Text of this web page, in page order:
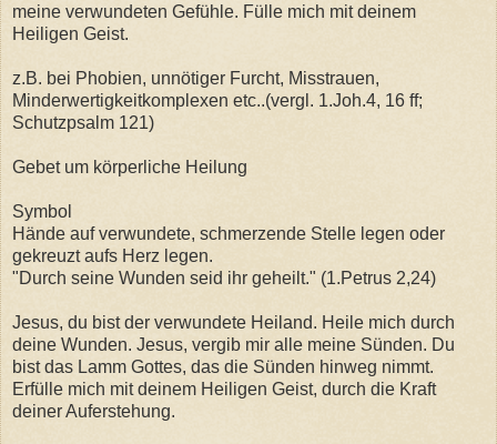
meine verwundeten Gefühle. Fülle mich mit deinem
Heiligen Geist.
z.B. bei Phobien, unnötiger Furcht, Misstrauen,
Minderwertigkeitkomplexen etc..(vergl. 1.Joh.4, 16 ff;
Schutzpsalm 121)
Gebet um körperliche Heilung
Symbol
Hände auf verwundete, schmerzende Stelle legen oder
gekreuzt aufs Herz legen.
"Durch seine Wunden seid ihr geheilt." (1.Petrus 2,24)
Jesus, du bist der verwundete Heiland. Heile mich durch
deine Wunden. Jesus, vergib mir alle meine Sünden. Du
bist das Lamm Gottes, das die Sünden hinweg nimmt.
Erfülle mich mit deinem Heiligen Geist, durch die Kraft
deiner Auferstehung.